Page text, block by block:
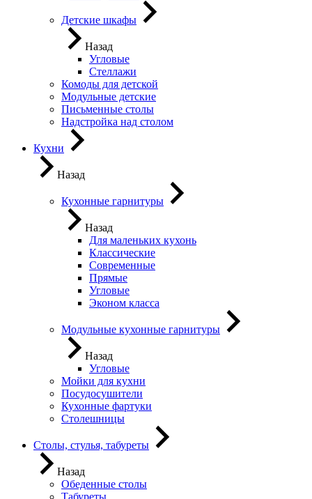
Детские шкафы
Назад
Угловые
Стеллажи
Комоды для детской
Модульные детские
Письменные столы
Надстройка над столом
Кухни
Назад
Кухонные гарнитуры
Назад
Для маленьких кухонь
Классические
Современные
Прямые
Угловые
Эконом класса
Модульные кухонные гарнитуры
Назад
Угловые
Мойки для кухни
Посудосушители
Кухонные фартуки
Столешницы
Столы, стулья, табуреты
Назад
Обеденные столы
Табуреты